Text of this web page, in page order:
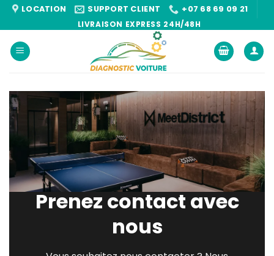
PasserLOCATION SUPPORT CLIENT
+07 68 69 09 21
LIVRAISON EXPRESS 24H/48H
Prenez contact avec
nous